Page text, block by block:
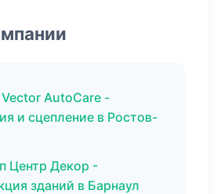
AutoCare -
и сцепление в Ростов-
Центр Декор -
зданий в Барнаул